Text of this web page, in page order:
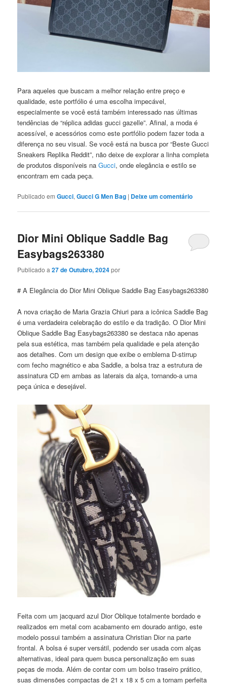
Para aqueles que buscam a melhor relação entre preço e
qualidade, este portfólio é uma escolha impecável,
especialmente se você está também interessado nas últimas
tendências de “réplica adidas gucci gazelle”. Afinal, a moda é
acessível, e acessórios como este portfólio podem fazer toda a
diferença no seu visual. Se você está na busca por “Beste Gucci
Sneakers Replika Reddit”, não deixe de explorar a linha completa
de produtos disponíveis naGucci, onde elegância e estilo se
encontram em cada peça.
Publicado em Gucci,Gucci G Men Bag | Deixe um comentário
Dior Mini Oblique Saddle Bag
Easybags263380
Publicado a27 de Outubro, 2024por
# A Elegância do Dior Mini Oblique Saddle Bag Easybags263380
A nova criação de Maria Grazia Chiuri para a icônica Saddle Bag
é uma verdadeira celebração do estilo e da tradição. O Dior Mini
Oblique Saddle Bag Easybags263380 se destaca não apenas
pela sua estética, mas também pela qualidade e pela atenção
aos detalhes. Com um design que exibe o emblema D-stirrup
com fecho magnético e aba Saddle, a bolsa traz a estrutura de
assinatura CD em ambas as laterais da alça, tornando-a uma
peça única e desejável.
Feita com um jacquard azul Dior Oblique totalmente bordado e
realizados em metal com acabamento em dourado antigo, este
modelo possui também a assinatura Christian Dior na parte
frontal. A bolsa é super versátil, podendo ser usada com alças
alternativas, ideal para quem busca personalização em suas
peças de moda. Além de contar com um bolso traseiro prático,
suas dimensões compactas de 21 x 18 x 5 cm a tornam perfeita